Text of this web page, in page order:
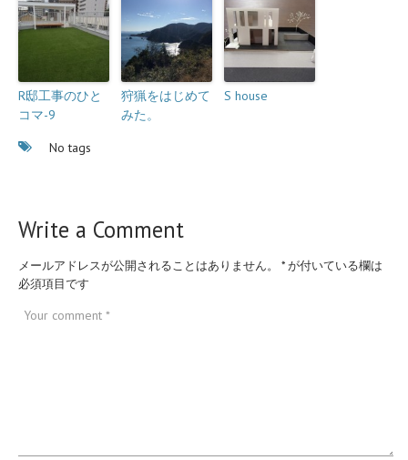
R邸工事のひと
コマ-9
狩猟をはじめて
みた。
S house
No tags
Write a Comment
メールアドレスが公開されることはありません。 *が付いている欄は
必須項目です